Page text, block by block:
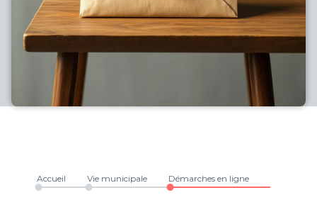
Accueil Vie municipale Démarches en ligne